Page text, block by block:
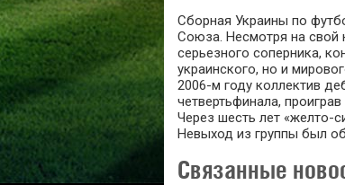
Сборная Украины по
Союза. Несмотря на свой
серьезного соперника,
украинского, но и
2006-м году коллектив
четвертьфинала,
Через шесть лет «желто-
Невыход из группы был
Связанные